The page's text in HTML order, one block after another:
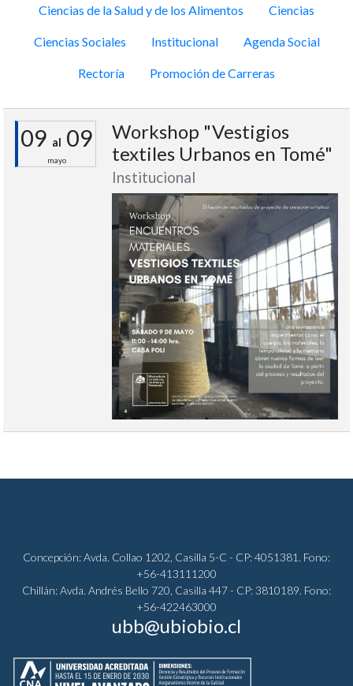
Ciencias de la Salud y de los Alimentos Ciencias
Ciencias Sociales Institucional Agenda Social
Rectoría Promoción de Carreras
09 al 09
mayo
Workshop "Vestigios
textiles Urbanos en Tomé"
Institucional
Concepción: Avda. Collao 1202, Casilla 5-C - CP: 4051381. Fono:
+56-413111200
Chillán: Avda. Andrés Bello 720, Casilla 447 - CP: 3810189. Fono:
+56-422463000
ubb@ubiobio.cl